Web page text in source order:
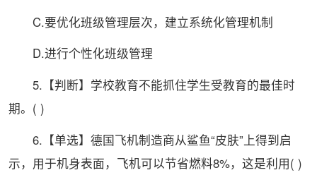
C.要优化班级管理层次，建立系统化管理机制
D.进行个性化班级管理
5.【判断】学校教育不能抓住学生受教育的最佳时
期。( )
6.【单选】德国飞机制造商从鲨鱼“皮肤”上得到启
示，用于机身表面，飞机可以节省燃料8%，这是利用( )